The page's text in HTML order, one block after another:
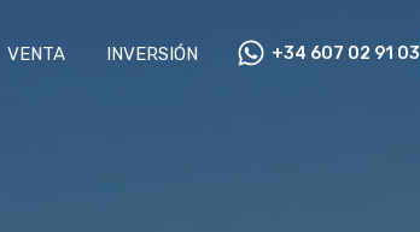
VENTA INVERSIÓN +34 607 02 91 03